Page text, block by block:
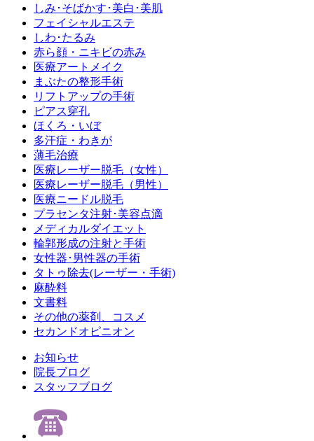
しみ･そばかす･美白･美肌
フェイシャルエステ
しわ･たるみ
赤ら顔・ニキビの赤み
医療アートメイク
まぶたの整形手術
リフトアップの手術
ピアス穿孔
ほくろ・いぼ
多汗症・わきが
薄毛治療
医療レーザー脱毛（女性）
医療レーザー脱毛（男性）
医療ニードル脱毛
プラセンタ注射･美容点滴
メディカルダイエット
輪郭形成の注射と手術
女性器･男性器の手術
タトゥ除去(レーザー・手術)
麻酔料
文書料
その他の薬剤、コスメ
セカンドオピニオン
お知らせ
院長ブログ
スタッフブログ